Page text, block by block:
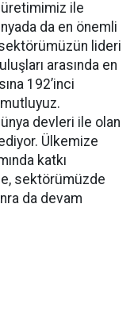
üretimimiz ile
da en önemli
lideri
arasında en
192’inci
devleri ile olan
Ülkemize
katkı
sektörümüzde
da devam